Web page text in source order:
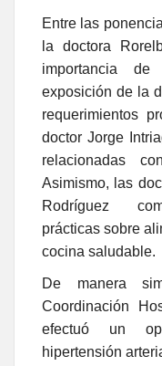
Entre las
la doctora
importancia
exposición de la
requerimientos
doctor Jorge
relacionadas
Asimismo, las
Rodríguez
prácticas sobre
cocina saludable.
De manera
Coordinación
efectuó un
hipertensión